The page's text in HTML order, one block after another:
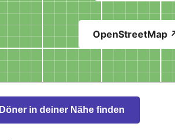
OpenStreetMap
Döner in deiner Nähe finden